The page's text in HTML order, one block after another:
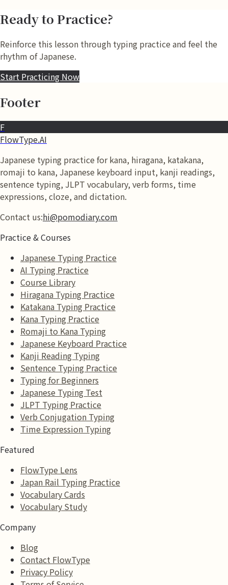
Ready to Practice?
Reinforce this lesson through typing practice and feel the
rhythm of Japanese.
Start Practicing Now
Footer
F
FlowType.AI
Japanese typing practice for kana, hiragana, katakana,
romaji to kana, Japanese keyboard input, kanji readings,
sentence typing, JLPT vocabulary, verb forms, time
expressions, cloze, and dictation.
Contact us:hi@pomodiary.com
Practice & Courses
Japanese Typing Practice
AI Typing Practice
Course Library
Hiragana Typing Practice
Katakana Typing Practice
Kana Typing Practice
Romaji to Kana Typing
Japanese Keyboard Practice
Kanji Reading Typing
Sentence Typing Practice
Typing for Beginners
Japanese Typing Test
JLPT Typing Practice
Verb Conjugation Typing
Time Expression Typing
Featured
FlowType Lens
Japan Rail Typing Practice
Vocabulary Cards
Vocabulary Study
Company
Blog
Contact FlowType
Privacy Policy